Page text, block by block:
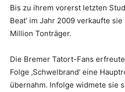
Bis zu ihrem vorerst letzten
Beat’ im Jahr 2009 verkaufte
Million Tonträger.
Die Bremer Tatort-Fans
Folge ‚Schwelbrand‘ eine
übernahm. Infolge widmete sie